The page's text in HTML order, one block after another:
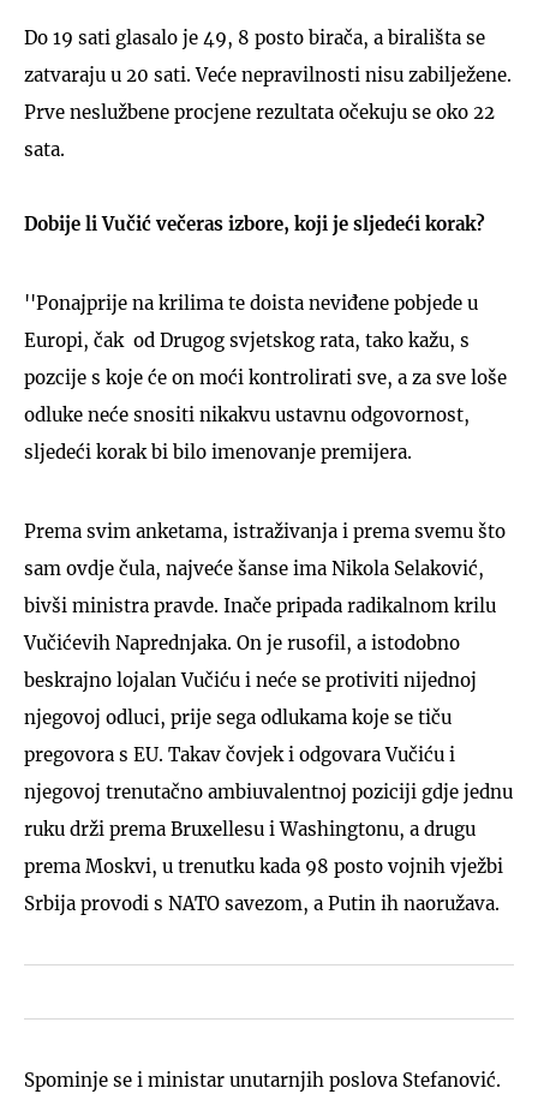
Do 19 sati glasalo je 49, 8 posto birača, a birališta se
zatvaraju u 20 sati. Veće nepravilnosti nisu zabilježene.
Prve neslužbene procjene rezultata očekuju se oko 22
sata.
Dobije li Vučić večeras izbore, koji je sljedeći korak?
''Ponajprije na krilima te doista neviđene pobjede u
Europi, čak od Drugog svjetskog rata, tako kažu, s
pozcije s koje će on moći kontrolirati sve, a za sve loše
odluke neće snositi nikakvu ustavnu odgovornost,
sljedeći korak bi bilo imenovanje premijera.
Prema svim anketama, istraživanja i prema svemu što
sam ovdje čula, najveće šanse ima Nikola Selaković,
bivši ministra pravde. Inače pripada radikalnom krilu
Vučićevih Naprednjaka. On je rusofil, a istodobno
beskrajno lojalan Vučiću i neće se protiviti nijednoj
njegovoj odluci, prije sega odlukama koje se tiču
pregovora s EU. Takav čovjek i odgovara Vučiću i
njegovoj trenutačno ambiuvalentnoj poziciji gdje jednu
ruku drži prema Bruxellesu i Washingtonu, a drugu
prema Moskvi, u trenutku kada 98 posto vojnih vježbi
Srbija provodi s NATO savezom, a Putin ih naoružava.
Spominje se i ministar unutarnjih poslova Stefanović.